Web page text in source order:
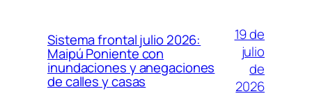
Sistema frontal julio 2026:
Maipú Poniente con
inundaciones y anegaciones
de calles y casas
19 de
julio
de
2026